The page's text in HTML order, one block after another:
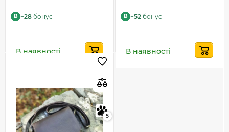
B +28 бонус
В наявності
B +52 бонус
В наявності
5